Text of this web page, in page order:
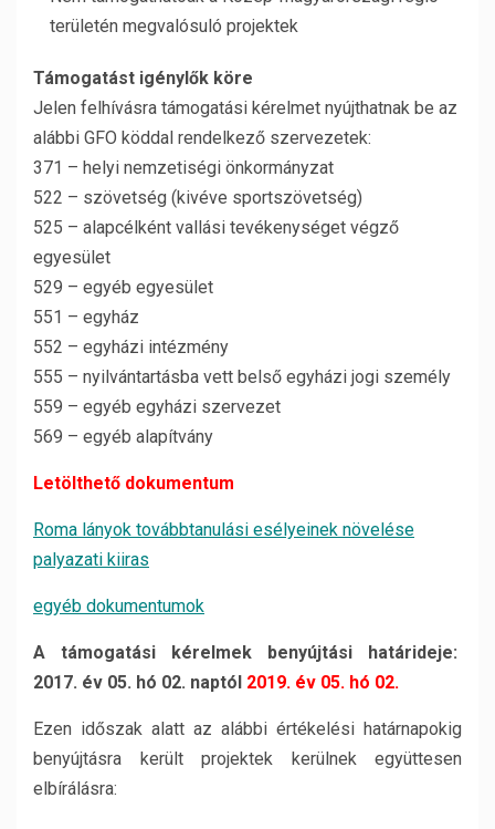
területén megvalósuló projektek
Támogatást igénylők köre
Jelen felhívásra támogatási kérelmet nyújthatnak be az
alábbi GFO köddal rendelkező szervezetek:
371 – helyi nemzetiségi önkormányzat
522 – szövetség (kivéve sportszövetség)
525 – alapcélként vallási tevékenységet végző
egyesület
529 – egyéb egyesület
551 – egyház
552 – egyházi intézmény
555 – nyilvántartásba vett belső egyházi jogi személy
559 – egyéb egyházi szervezet
569 – egyéb alapítvány
Letölthető dokumentum
Roma lányok továbbtanulási esélyeinek növelése
palyazati kiiras
egyéb dokumentumok
A támogatási kérelmek benyújtási határideje:
2017. év 05. hó 02. naptól 2019. év 05. hó 02.
Ezen időszak alatt az alábbi értékelési határnapokig
benyújtásra került projektek kerülnek együttesen
elbírálásra: